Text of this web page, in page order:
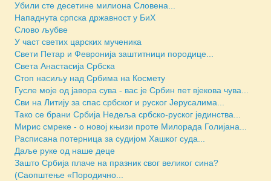
Убили сте десетине милиона Словена...
Нападнута српска државност у БиХ
Слово љубве
У част светих царских мученика
Свети Петар и Февронија заштитници породице...
Света Анастасија Србска
Стоп насиљу над Србима на Космету
Гусле моје од јавора сува - вас је Србин пет вјекова чува...
Сви на Литију за спас србског и руског Јерусалима...
Тако се брани Србија Недеља србско-руског јединства...
Мирис смреке - о новој књизи проте Милорада Голијана...
Расписана потерница за судијом Хашког суда...
Даље руке од наше деце
Зашто Србија плаче на празник свог великог сина?
(Саопштење «Породично...